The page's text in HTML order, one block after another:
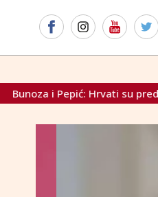
su predvodnici stabilizacije BiH